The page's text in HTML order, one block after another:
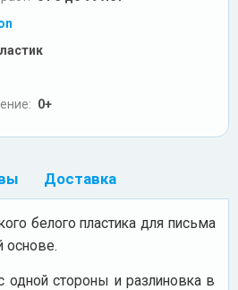
0+
Доставка
белого пластика для письма
основе.
одной стороны и разлиновка в